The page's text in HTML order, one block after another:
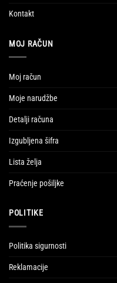
Kontakt
MOJ RAČUN
Moj račun
Moje narudžbe
Detalji računa
Izgubljena šifra
Lista želja
Praćenje pošiljke
POLITIKE
Politika sigurnosti
Reklamacije